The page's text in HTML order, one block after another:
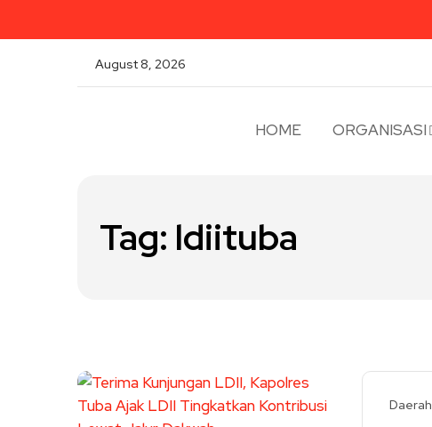
August 8, 2026
HOME ORGANISASI
Tag: ldiituba
Daerah